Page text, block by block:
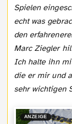
Spielen
echt was
den
Marc Ziegler
Ich halte ihn
die er mir und
sehr wichtigen
ANZEIGE